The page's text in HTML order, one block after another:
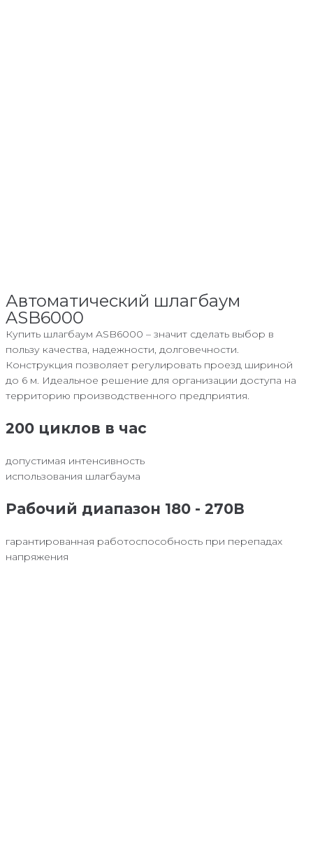
Автоматический шлагбаум
ASB6000
Купить шлагбаум ASB6000 – значит сделать выбор в
пользу качества, надежности, долговечности.
Конструкция позволяет регулировать проезд шириной
до 6 м. Идеальное решение для организации доступа на
территорию производственного предприятия.
200 циклов в час
допустимая интенсивность
использования шлагбаума
Рабочий диапазон 180 - 270В
гарантированная работоспособность при перепадах
напряжения